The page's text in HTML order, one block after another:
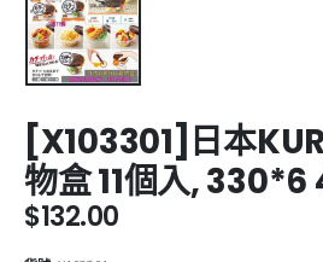
[X103301]日本
物盒 11個入,
$132.00